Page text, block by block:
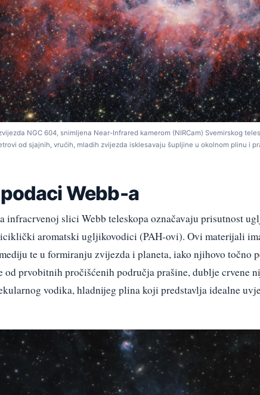
NGC 604, snimljena Near-Infrared kamerom (NIRCam) Svemirskog
od sjajnih, vrućih, mladih zvijezda isklesavaju šupljine u okolnom plinu i
Webb-a
infracrvenoj slici Webb teleskopa označavaju prisutnost
aromatski ugljikovodici (PAH-ovi). Ovi materijali
te u formiranju zvijezda i planeta, iako njihovo točno
od prvobitnih pročišćenih područja prašine, dublje crvene
vodika, hladnijeg plina koji predstavlja idealne